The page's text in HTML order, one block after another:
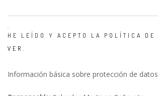
HE LEÍDO Y ACEPTO LA POLÍTICA DE
VER .
Información básica sobre protección de datos